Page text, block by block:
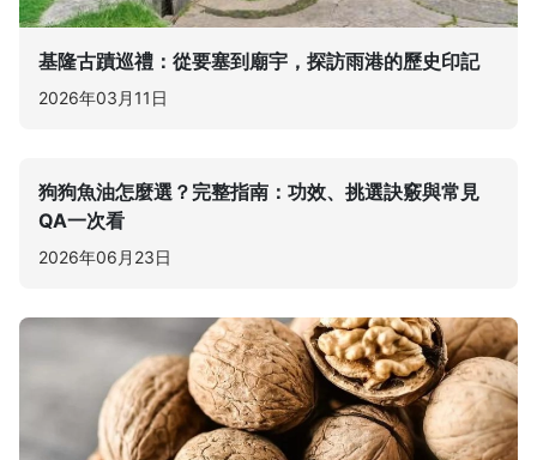
基隆古蹟巡禮：從要塞到廟宇，探訪雨港的歷史印記
2026年03月11日
狗狗魚油怎麼選？完整指南：功效、挑選訣竅與常見
QA一次看
2026年06月23日